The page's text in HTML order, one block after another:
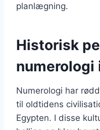
planlægning.
Historisk
numerologi
Numerologi har
til oldtidens
Egypten. I disse